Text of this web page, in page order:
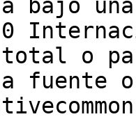
bajo
total o
fuente